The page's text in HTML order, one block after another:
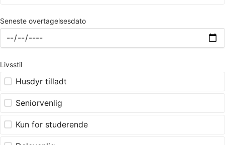
Seneste overtagelsesdato
Livsstil
Husdyr tilladt
Seniorvenlig
Kun for studerende